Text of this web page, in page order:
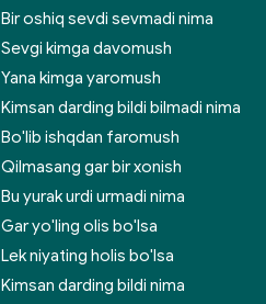
Bir oshiq sevdi sevmadi nima
Sevgi kimga davomush
Yana kimga yaromush
Kimsan darding bildi bilmadi nima
Bo'lib ishqdan faromush
Qilmasang gar bir xonish
Bu yurak urdi urmadi nima
Gar yo'ling olis bo'lsa
Lek niyating holis bo'lsa
Kimsan darding bildi nima